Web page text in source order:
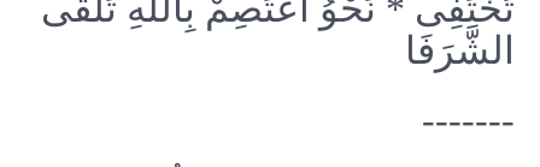
الشَّرَفَا
-------